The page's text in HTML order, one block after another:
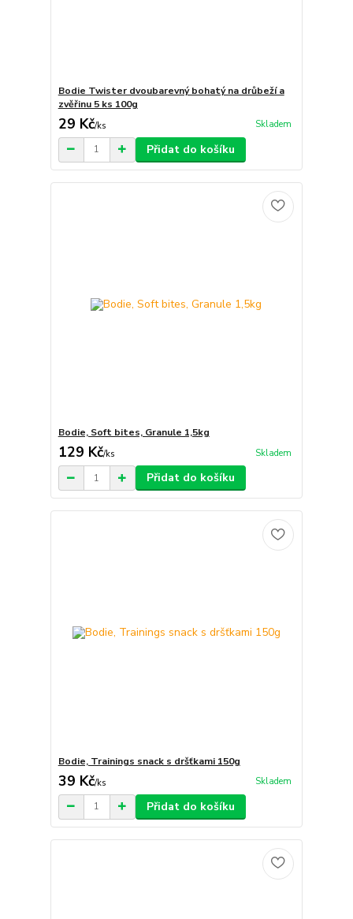
Bodie Twister dvoubarevný bohatý na drůbeží a
zvěřinu 5 ks 100g
29 Kč/ks Skladem
Přidat do košíku
Bodie, Soft bites, Granule 1,5kg
129 Kč/ks Skladem
Přidat do košíku
Bodie, Trainings snack s dršťkami 150g
39 Kč/ks Skladem
Přidat do košíku